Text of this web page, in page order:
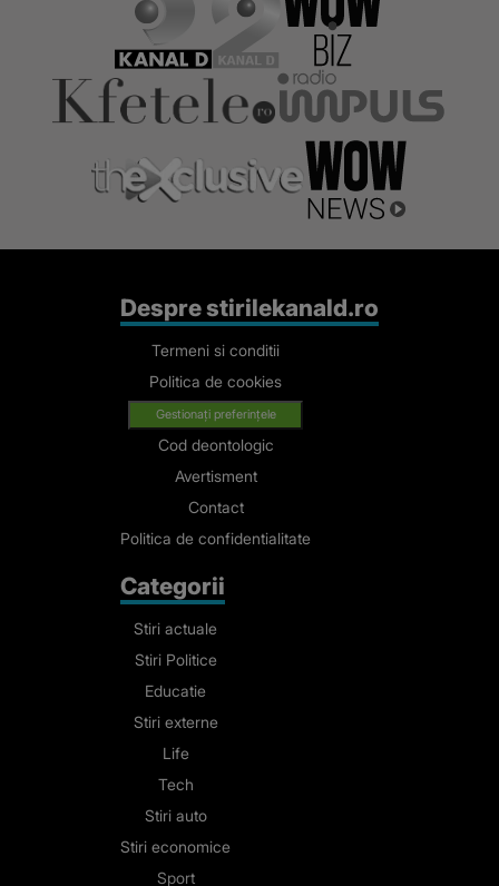
Despre stirilekanald.ro
Termeni si conditii
Politica de cookies
Gestionați preferințele
Cod deontologic
Avertisment
Contact
Politica de confidentialitate
Categorii
Stiri actuale
Stiri Politice
Educatie
Stiri externe
Life
Tech
Stiri auto
Stiri economice
Sport